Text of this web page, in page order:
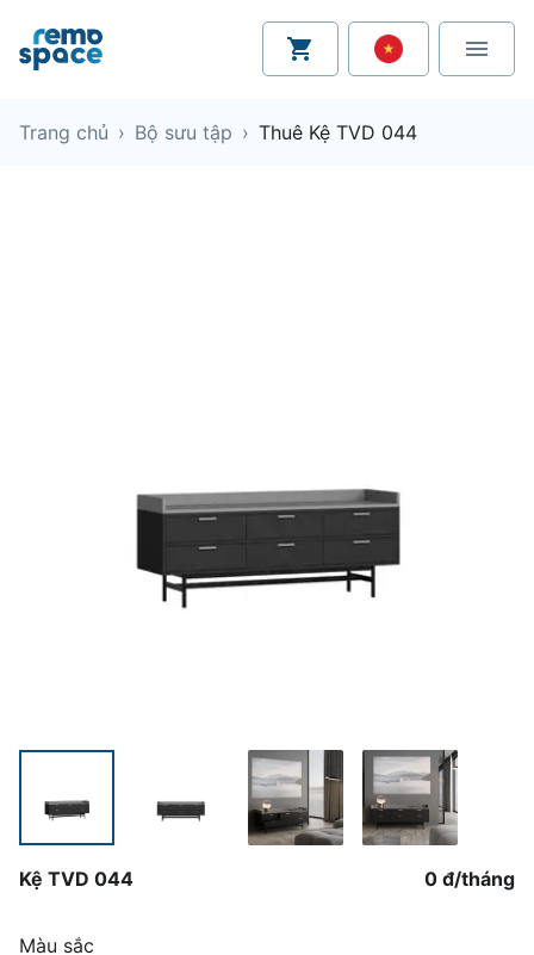
Trang chủ › Bộ sưu tập › Thuê Kệ TVD 044
Kệ TVD 044 0 đ/tháng
Màu sắc